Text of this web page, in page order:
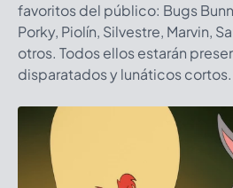
favoritos del público: Bugs
Porky, Piolín, Silvestre, Marvin,
otros. Todos ellos estarán
disparatados y lunáticos cortos.